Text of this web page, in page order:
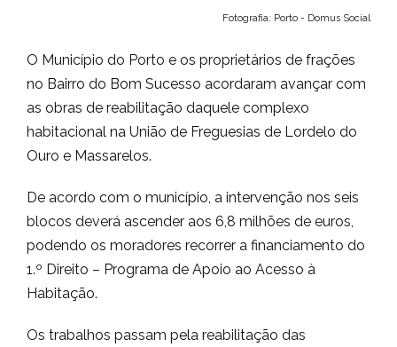
Fotografia: Porto - Domus Social
O Município do Porto e os proprietários de frações
no Bairro do Bom Sucesso acordaram avançar com
as obras de reabilitação daquele complexo
habitacional na União de Freguesias de Lordelo do
Ouro e Massarelos.
De acordo com o município, a intervenção nos seis
blocos deverá ascender aos 6,8 milhões de euros,
podendo os moradores recorrer a financiamento do
1.º Direito – Programa de Apoio ao Acesso à
Habitação.
Os trabalhos passam pela reabilitação das